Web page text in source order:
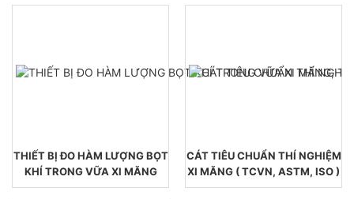
THIẾT BỊ ĐO HÀM LƯỢNG BỌT
KHÍ TRONG VỮA XI MĂNG
CÁT TIÊU CHUẨN THÍ NGHIỆM
XI MĂNG ( TCVN, ASTM, ISO )